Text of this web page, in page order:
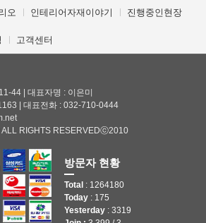
오 인테리어자재이야기 진행중인현장
고객센터
44 | 대표자명 : 이은미
| 대표전화 : 032-710-0444
RIGHTS RESERVEDⓒ2010
방문자 현황
Total : 1264180
Today : 175
Yesterday : 3319